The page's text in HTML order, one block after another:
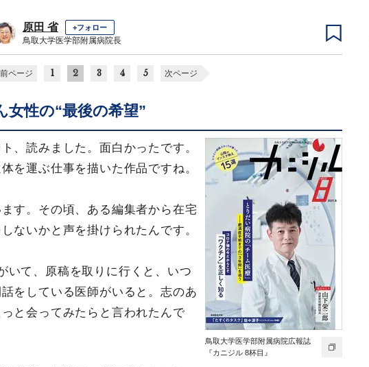
原田 省 +フォロー
鳥取大学医学部附属病院長
前ページ 1 2 3 4 5 次ページ
女性の“最後の希望”
鳥取大学医学部附属病院広報誌
『カニジル 8杯目』
、読みました。面白かったです。
を運ぶ仕事を描いた作品ですね。
す。その頃、ある編集者から在宅
ないかと声を掛けられたんです。
いて、原稿を取りに行くと、いつ
をしている医師がいると。志のあ
と会ってみたらと言われたんで